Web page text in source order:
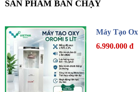
SẢN PHẨM BÁN CHẠY
Máy Tạo
6.990.000 đ